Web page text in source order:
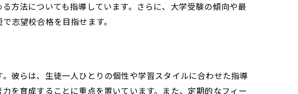
方法についても指導しています。さらに、大学受験の傾向や最
志望校合格を目指せます。
彼らは、生徒一人ひとりの個性や学習スタイルに合わせた指導
を育成することに重点を置いています。また、定期的なフィー